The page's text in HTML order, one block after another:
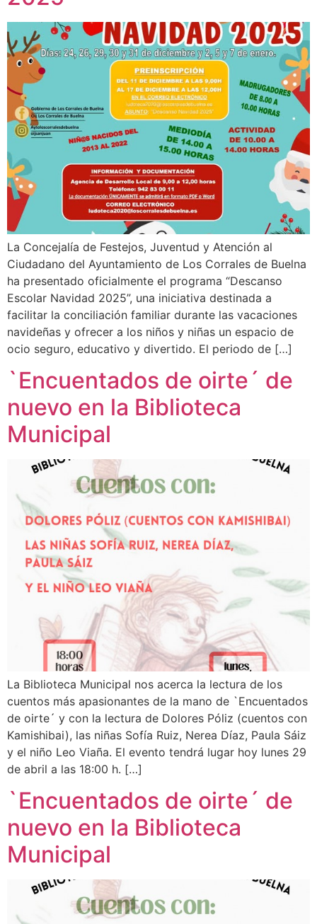
La Concejalía de Festejos, Juventud y Atención al
Ciudadano del Ayuntamiento de Los Corrales de Buelna
ha presentado oficialmente el programa “Descanso
Escolar Navidad 2025”, una iniciativa destinada a
facilitar la conciliación familiar durante las vacaciones
navideñas y ofrecer a los niños y niñas un espacio de
ocio seguro, educativo y divertido. El periodo de […]
`Encuentados de oirte´ de
nuevo en la Biblioteca
Municipal
La Biblioteca Municipal nos acerca la lectura de los
cuentos más apasionantes de la mano de `Encuentados
de oirte´ y con la lectura de Dolores Póliz (cuentos con
Kamishibai), las niñas Sofía Ruiz, Nerea Díaz, Paula Sáiz
y el niño Leo Viaña. El evento tendrá lugar hoy lunes 29
de abril a las 18:00 h. […]
`Encuentados de oirte´ de
nuevo en la Biblioteca
Municipal